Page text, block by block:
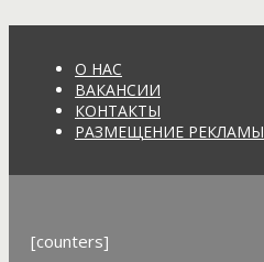
О НАС
ВАКАНСИИ
КОНТАКТЫ
РАЗМЕЩЕНИЕ РЕКЛАМЫ
[counters]